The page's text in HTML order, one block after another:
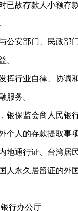
故存款人小额存
安部门、民政部
。
行业自律、协调
服务。
保监会商人民银
人的存款提取事
通行证、台湾居
人永久居留证的外
行办公厅